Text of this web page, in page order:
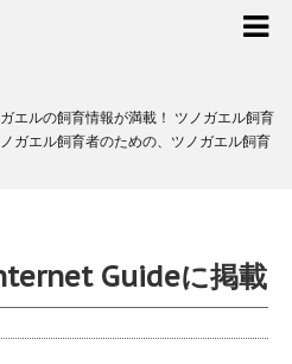
エルの飼育情報が満載！ ツノガエル飼育
ガエル飼育者のための、ツノガエル飼育
Guideに掲載